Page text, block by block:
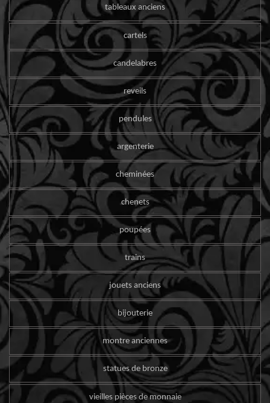
tableaux anciens
cartels
candelabres
reveils
pendules
argenterie
cheminées
chenets
poupées
trains
jouets anciens
bijouterie
montre anciennes
statues de bronze
vieilles pièces de monnaie